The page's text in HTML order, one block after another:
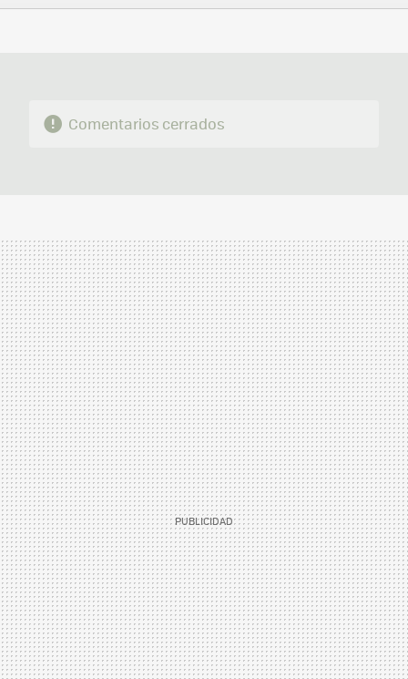
FACEBOOK
TWITTERFLIPBOARD
E-
WHATSAPP
Comentarios cerrados